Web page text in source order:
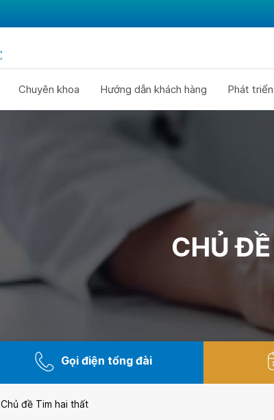
Chuyên khoa Hướng dẫn khách hàng Phát
CHỦ
Gọi điện tổng đài
Chủ đề Tim hai thất